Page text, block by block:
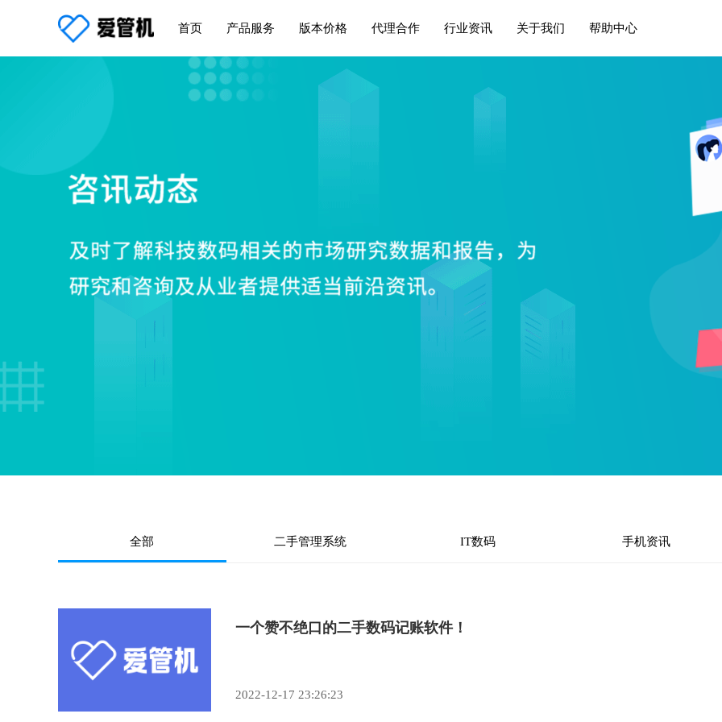
首页 产品服务 版本价格 代理合作 行业资讯 关于我们 帮助中心
全部 二手管理系统 IT数码 手机资讯
一个赞不绝口的二手数码记账软件！
2022-12-17 23:26:23